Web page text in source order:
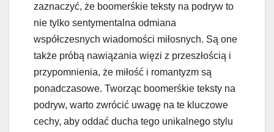
zaznaczyć, że boomerśkie teksty na podryw to
nie tylko sentymentalna odmiana
współczesnych wiadomości miłosnych. Są one
także próbą nawiązania więzi z przeszłością i
przypomnienia, że miłość i romantyzm są
ponadczasowe. Tworząc boomerśkie teksty na
podryw, warto zwrócić uwagę na te kluczowe
cechy, aby oddać ducha tego unikalnego stylu